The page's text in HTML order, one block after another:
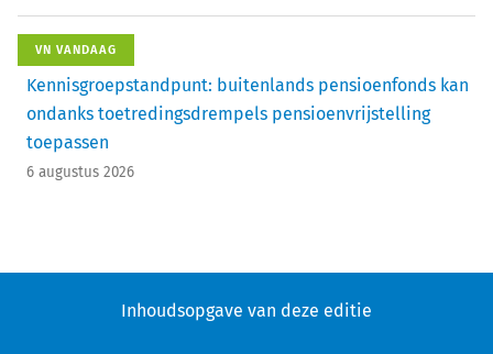
VN VANDAAG
Kennisgroepstandpunt: buitenlands pensioenfonds kan
ondanks toetredingsdrempels pensioenvrijstelling
toepassen
6 augustus 2026
Inhoudsopgave van deze editie